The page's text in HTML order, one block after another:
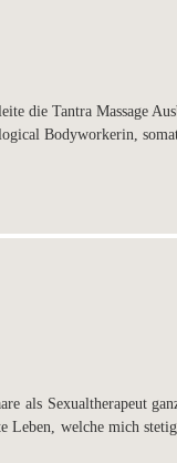
die Tantra Massage
Bodyworkerin,
als Sexualtherapeut
Leben, welche mich